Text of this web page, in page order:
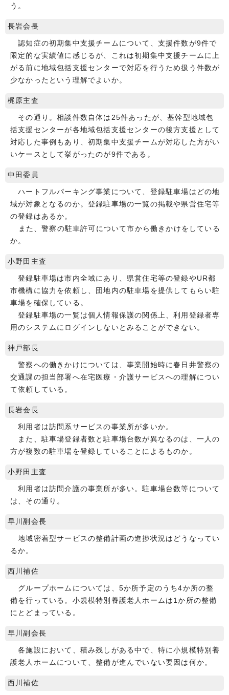
う。
長岩会長
認知症の初期集中支援チームについて、支援件数が9件で
限定的な実績値に感じるが、これは初期集中支援チームに上
がる前に地域包括支援センターで対応を行うため扱う件数が
少なかったという理解でよいか。
梶原主査
その通り。相談件数自体は25件あったが、基幹型地域包
括支援センターが各地域包括支援センターの後方支援として
対応した事例もあり、初期集中支援チームが対応した方がい
いケースとして挙がったのが9件である。
中田委員
ハートフルパーキング事業について、登録駐車場はどの地
域が対象となるのか。登録駐車場の一覧の掲載や県営住宅等
の登録はあるか。
また、警察の駐車許可について市から働きかけをしている
か。
小野田主査
登録駐車場は市内全域にあり、県営住宅等の登録やUR都
市機構に協力を依頼し、団地内の駐車場を提供してもらい駐
車場を確保している。
登録駐車場の一覧は個人情報保護の関係上、利用登録者専
用のシステムにログインしないとみることができない。
神戸部長
警察への働きかけについては、事業開始時に春日井警察の
交通課の担当部署へ在宅医療・介護サービスへの理解につい
て依頼している。
長岩会長
利用者は訪問系サービスの事業所が多いか。
また、駐車場登録者数と駐車場台数が異なるのは、一人の
方が複数の駐車場を登録していることによるものか。
小野田主査
利用者は訪問介護の事業所が多い。駐車場台数等について
は、その通り。
早川副会長
地域密着型サービスの整備計画の進捗状況はどうなってい
るか。
西川補佐
グループホームについては、5か所予定のうち4か所の整
備を行っている。小規模特別養護老人ホームは1か所の整備
にとどまっている。
早川副会長
各施設において、積み残しがある中で、特に小規模特別養
護老人ホームについて、整備が進んでいない要因は何か。
西川補佐